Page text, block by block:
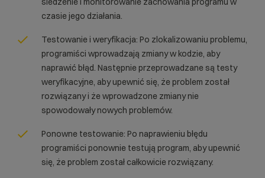
czasie jego działania.
Testowanie i weryfikacja: Po zlokalizowaniu problemu,
programiści wprowadzają zmiany w kodzie, aby
naprawić błąd. Następnie przeprowadzane są testy
weryfikacyjne, aby upewnić się, że problem został
rozwiązany i że wprowadzone zmiany nie
spowodowały nowych problemów.
Ponowne testowanie: Po naprawieniu błędu
programiści ponownie testują program, aby upewnić
się, że problem został całkowicie rozwiązany.